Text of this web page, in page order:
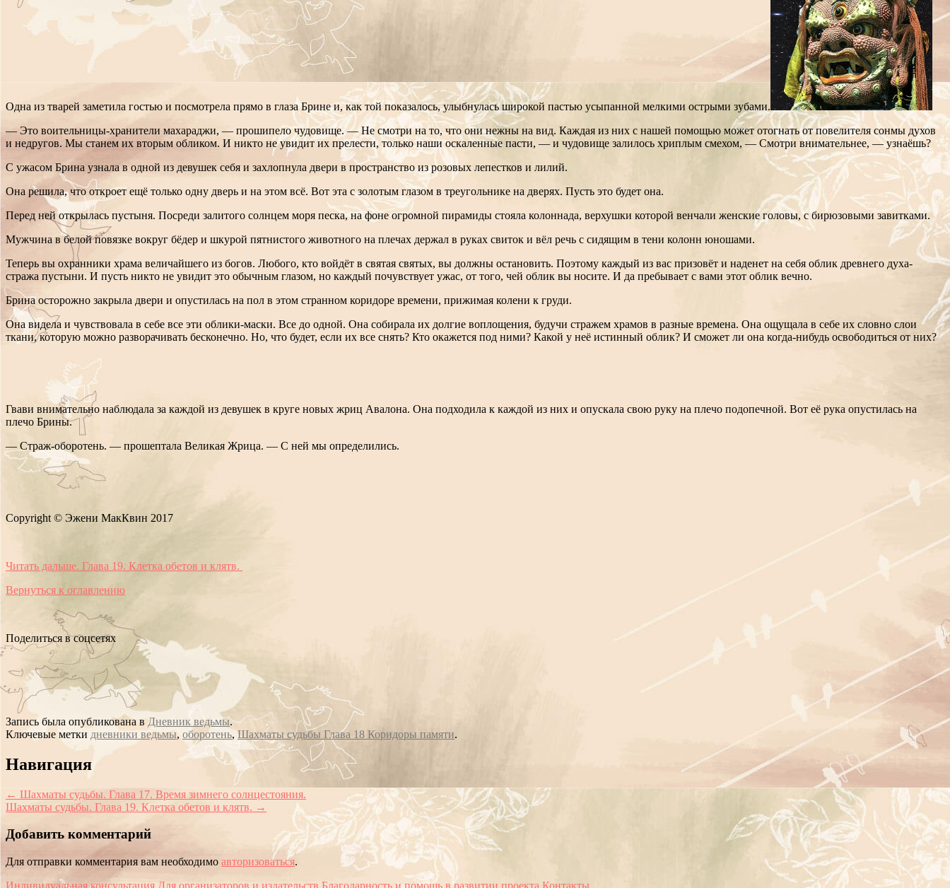
Одна из тварей заметила гостью и посмотрела прямо в глаза Брине и, как той показалось, улыбнулась широкой пастью усыпанной мелкими острыми зубами.
— Это воительницы-хранители махараджи, — прошипело чудовище. — Не смотри на то, что они нежны на вид. Каждая из них с нашей помощью может отогнать от повелителя сонмы духов
и недругов. Мы станем их вторым обликом. И никто не увидит их прелести, только наши оскаленные пасти, — и чудовище залилось хриплым смехом, — Смотри внимательнее, — узнаёшь?
С ужасом Брина узнала в одной из девушек себя и захлопнула двери в пространство из розовых лепестков и лилий.
Она решила, что откроет ещё только одну дверь и на этом всё. Вот эта с золотым глазом в треугольнике на дверях. Пусть это будет она.
Перед ней открылась пустыня. Посреди залитого солнцем моря песка, на фоне огромной пирамиды стояла колоннада, верхушки которой венчали женские головы, с бирюзовыми завитками.
Мужчина в белой повязке вокруг бёдер и шкурой пятнистого животного на плечах держал в руках свиток и вёл речь с сидящим в тени колонн юношами.
Теперь вы охранники храма величайшего из богов. Любого, кто войдёт в святая святых, вы должны остановить. Поэтому каждый из вас призовёт и наденет на себя облик древнего духа-
стража пустыни. И пусть никто не увидит это обычным глазом, но каждый почувствует ужас, от того, чей облик вы носите. И да пребывает с вами этот облик вечно.
Брина осторожно закрыла двери и опустилась на пол в этом странном коридоре времени, прижимая колени к груди.
Она видела и чувствовала в себе все эти облики-маски. Все до одной. Она собирала их долгие воплощения, будучи стражем храмов в разные времена. Она ощущала в себе их словно слои
ткани, которую можно разворачивать бесконечно. Но, что будет, если их все снять? Кто окажется под ними? Какой у неё истинный облик? И сможет ли она когда-нибудь освободиться от них?
Гвави внимательно наблюдала за каждой из девушек в круге новых жриц Авалона. Она подходила к каждой из них и опускала свою руку на плечо подопечной. Вот её рука опустилась на
плечо Брины.
— Страж-оборотень. — прошептала Великая Жрица. — С ней мы определились.
Copyright © Эжени МакКвин 2017
Читать дальше. Глава 19. Клетка обетов и клятв.
Вернуться к оглавлению
Поделиться в соцсетях
Запись была опубликована вДневник ведьмы.
Ключевые метки дневники ведьмы, оборотень,Шахматы судьбы Глава 18 Коридоры памяти.
Сообщение
Навигация
← Шахматы судьбы. Глава 17. Время зимнего солнцестояния.
Шахматы судьбы. Глава 19. Клетка обетов и клятв. →
Добавить комментарий
Для отправки комментария вам необходимо авторизоваться.
Индивидуальная консультация Для организаторов и издательств Благодарность и помощь в развитии проекта Контакты